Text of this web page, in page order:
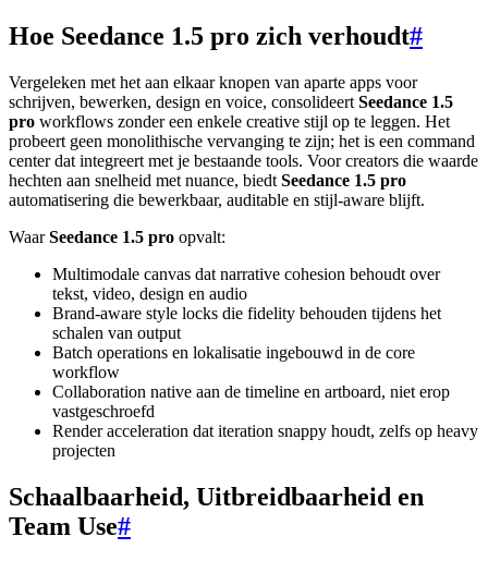
Hoe Seedance 1.5 pro zich verhoudt#
Vergeleken met het aan elkaar knopen van aparte apps voor
schrijven, bewerken, design en voice, consolideert Seedance 1.5
pro workflows zonder een enkele creative stijl op te leggen. Het
probeert geen monolithische vervanging te zijn; het is een command
center dat integreert met je bestaande tools. Voor creators die waarde
hechten aan snelheid met nuance, biedt Seedance 1.5 pro
automatisering die bewerkbaar, auditable en stijl-aware blijft.
WaarSeedance 1.5 pro opvalt:
Multimodale canvas dat narrative cohesion behoudt over
tekst, video, design en audio
Brand-aware style locks die fidelity behouden tijdens het
schalen van output
Batch operations en lokalisatie ingebouwd in de core
workflow
Collaboration native aan de timeline en artboard, niet erop
vastgeschroefd
Render acceleration dat iteration snappy houdt, zelfs op heavy
projecten
Schaalbaarheid, Uitbreidbaarheid en
Team Use#